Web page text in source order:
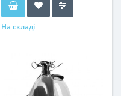
На складі